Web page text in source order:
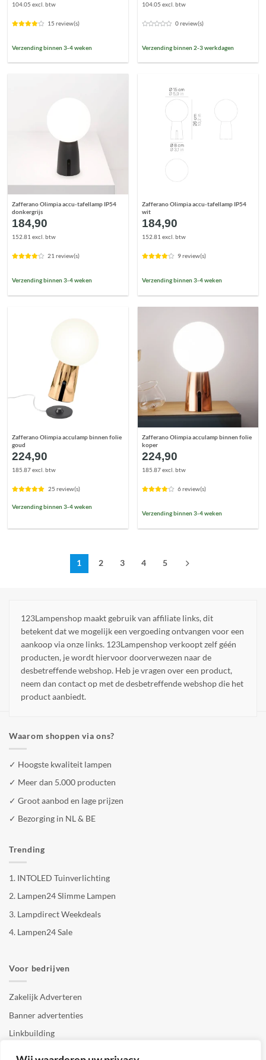
104.05 excl. btw
15 review(s)
Verzending binnen 3-4 weken
104.05 excl. btw
0 review(s)
Verzending binnen 2-3 werkdagen
Zafferano Olimpia accu-tafellamp IP54
donkergrijs
184,90
152.81 excl. btw
21 review(s)
Verzending binnen 3-4 weken
Zafferano Olimpia accu-tafellamp IP54
wit
184,90
152.81 excl. btw
9 review(s)
Verzending binnen 3-4 weken
Zafferano Olimpia acculamp binnen folie
goud
224,90
185.87 excl. btw
25 review(s)
Verzending binnen 3-4 weken
Zafferano Olimpia acculamp binnen folie
koper
224,90
185.87 excl. btw
6 review(s)
Verzending binnen 3-4 weken
1 2 3 4 5
123Lampenshop maakt gebruik van affiliate links, dit
betekent dat we mogelijk een vergoeding ontvangen voor een
aankoop via onze links. 123Lampenshop verkoopt zelf géén
producten, je wordt hiervoor doorverwezen naar de
desbetreffende webshop. Heb je vragen over een product,
neem dan contact op met de desbetreffende webshop die het
product aanbiedt.
Waarom shoppen via ons?
✓ Hoogste kwaliteit lampen
✓ Meer dan 5.000 producten
✓ Groot aanbod en lage prijzen
✓ Bezorging in NL & BE
Trending
1. INTOLED Tuinverlichting
2. Lampen24 Slimme Lampen
3. Lampdirect Weekdeals
4. Lampen24 Sale
Voor bedrijven
Zakelijk Adverteren
Banner advertenties
Linkbuilding